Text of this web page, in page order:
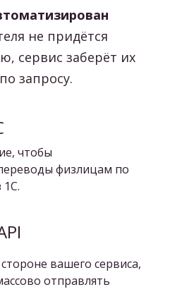
не придётся
сервис заберёт их
запросу.
чтобы
физлицам по
вашего сервиса,
отправлять